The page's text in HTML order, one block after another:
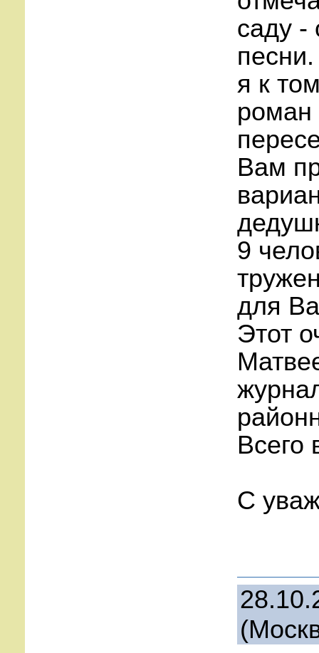
саду -
я к
роман
Вам
9
для
Этот
Всего
С